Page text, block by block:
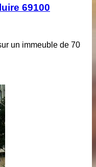
69100
un immeuble de 70